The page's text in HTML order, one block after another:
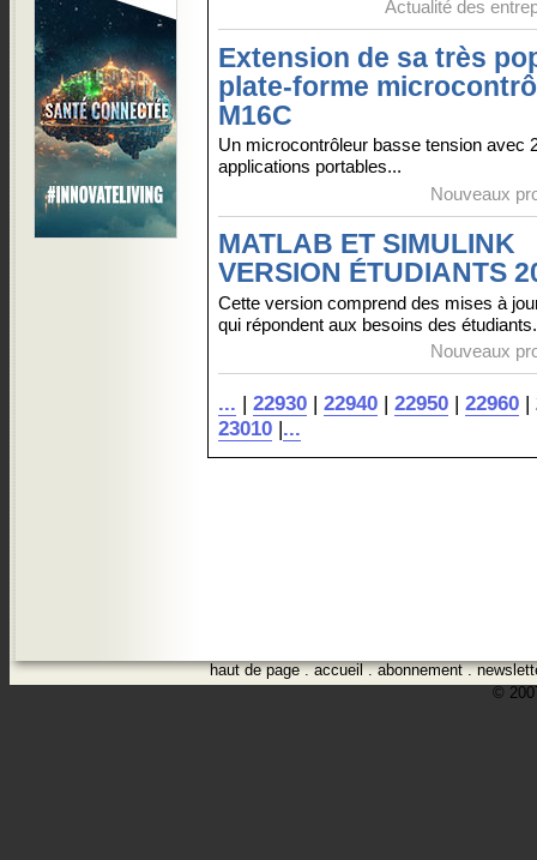
Actualité des
Extension de sa très
plate-forme
M16C
Un microcontrôleur basse tension avec
applications portables...
Nouveaux
MATLAB ET SIMULINK
VERSION ÉTUDIANTS
Cette version comprend des mises à
qui répondent aux besoins des
Nouveaux
... | 22930 | 22940 | 22950 | 22960 |
23010 |...
haut de page.accueil.abonnement.
©